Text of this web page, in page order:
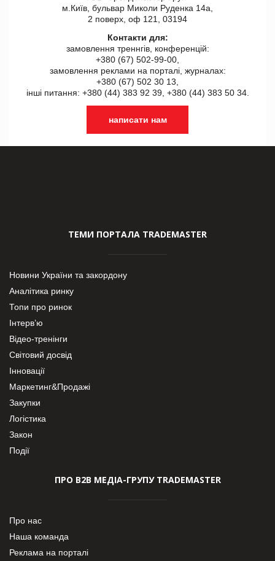
м.Київ, бульвар Миколи Руденка 14а,
2 поверх, оф 121, 03194
Контакти для:
замовлення треннгів, конференцій:
+380 (67) 502-99-00,
замовлення реклами на порталі, журналах:
+380 (67) 502 30 13,
інші питання: +380 (44) 383 92 39, +380 (44) 383 50 34.
написати нам
ТЕМИ ПОРТАЛА TRADEMASTER
Новини України та закордону
Аналітика ринку
Топи про ринок
Інтерв’ю
Відео-тренінги
Світовий досвід
Інновації
Маркетинг&Продажі
Закупки
Логістика
Закон
Події
ПРО В2В МЕДІА-ГРУПУ TRADEMASTER
Про нас
Наша команда
Реклама на порталі